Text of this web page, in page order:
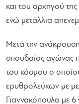
και του αρχηγού
ενώ μετάλλια
Μετά την
σπουδαίος αγώνας
του κόσμου ο
ερυθρολεύκων με
Γιαννακόπουλο με 6